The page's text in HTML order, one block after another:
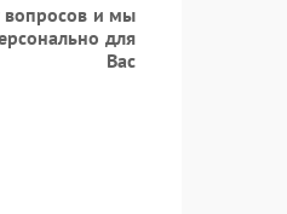
вопросов и мы
для
Вас